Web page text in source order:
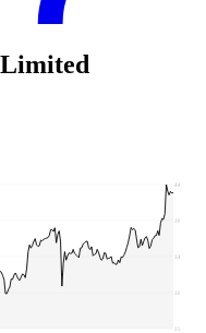
25,4
30,15
34,89
39,64
44,38